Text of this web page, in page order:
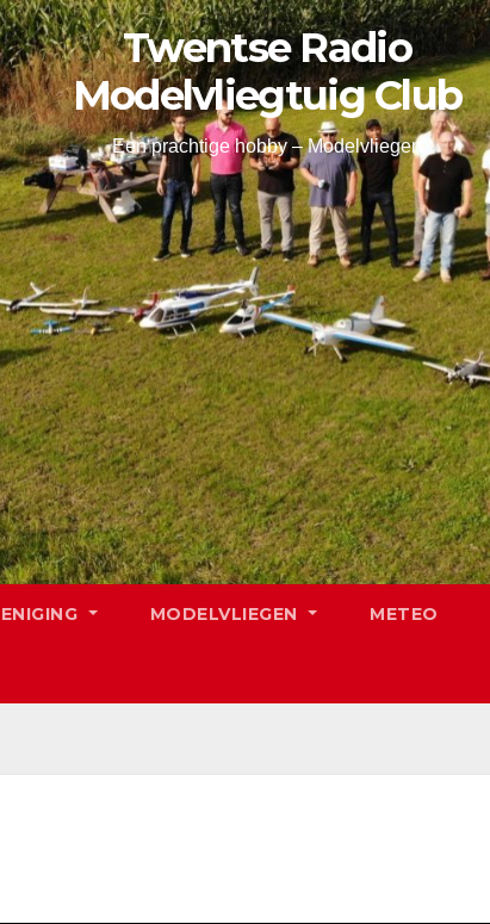
Twentse Radio
Modelvliegtuig Club
Een prachtige hobby – Modelvliegen
MODELVLIEGEN METEO